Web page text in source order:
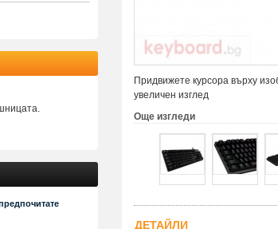
Придвижете курсора върху
увеличен изглед
Още изгледи
ДЕТАЙЛИ